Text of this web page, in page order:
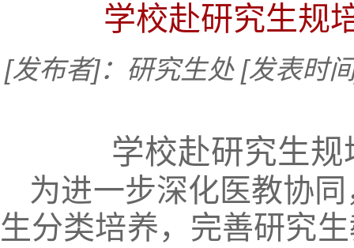
学校赴研究生规
[发布者]：研究生处 [发表时
学校赴研究生
为进一步深化医教协
生分类培养，完善研究